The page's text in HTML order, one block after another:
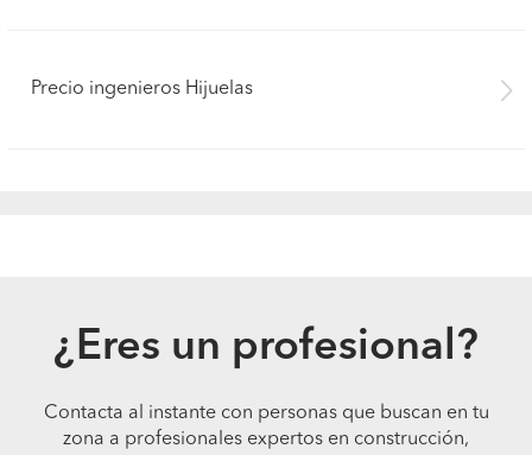
Precio ingenieros Hijuelas
¿Eres un profesional?
Contacta al instante con personas que buscan en tu
zona a profesionales expertos en construcción,